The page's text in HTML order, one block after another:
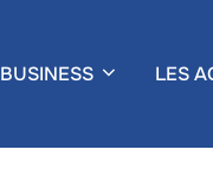
BUSINESS LES